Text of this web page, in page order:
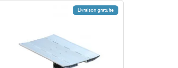
Livraison gratuite